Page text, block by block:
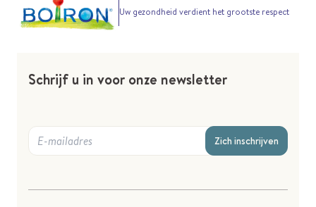
Uw gezondheid verdient het grootste respect
Schrijf u in voor onze newsletter
Zich inschrijven